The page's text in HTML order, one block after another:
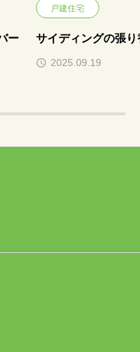
ー
戸建住宅
サイディングの張り
2025.09.19